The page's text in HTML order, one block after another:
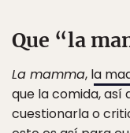
Que “la
La mamma, la
que la comida, así
cuestionarla o